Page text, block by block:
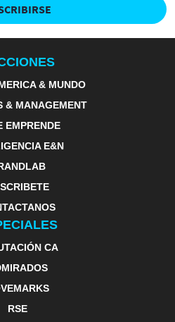
& MUNDO
& MANAGEMENT
EMPRENDE
E&N
CA
RSE